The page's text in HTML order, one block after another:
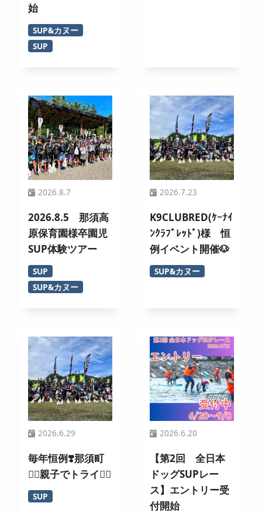
始
SUP&カヌー
SUP
2026.8.7
2026.8.5 那須高
原保育園様卒園児
SUP体験ツアー
SUP
SUP&カヌー
2026.7.23
K9CLUBRED(ｹｰﾅｲ
ﾝｸﾗﾌﾞﾚｯﾄﾞ)様 恒
例イベント開催🐶
SUP&カヌー
2026.6.29
毎年恒例❣️那須町
🏄‍♀️親子でトライ🚣‍♂️
SUP
2026.6.20
【第2回 全日本
ドッグSUPレー
ス】エントリー受
付開始